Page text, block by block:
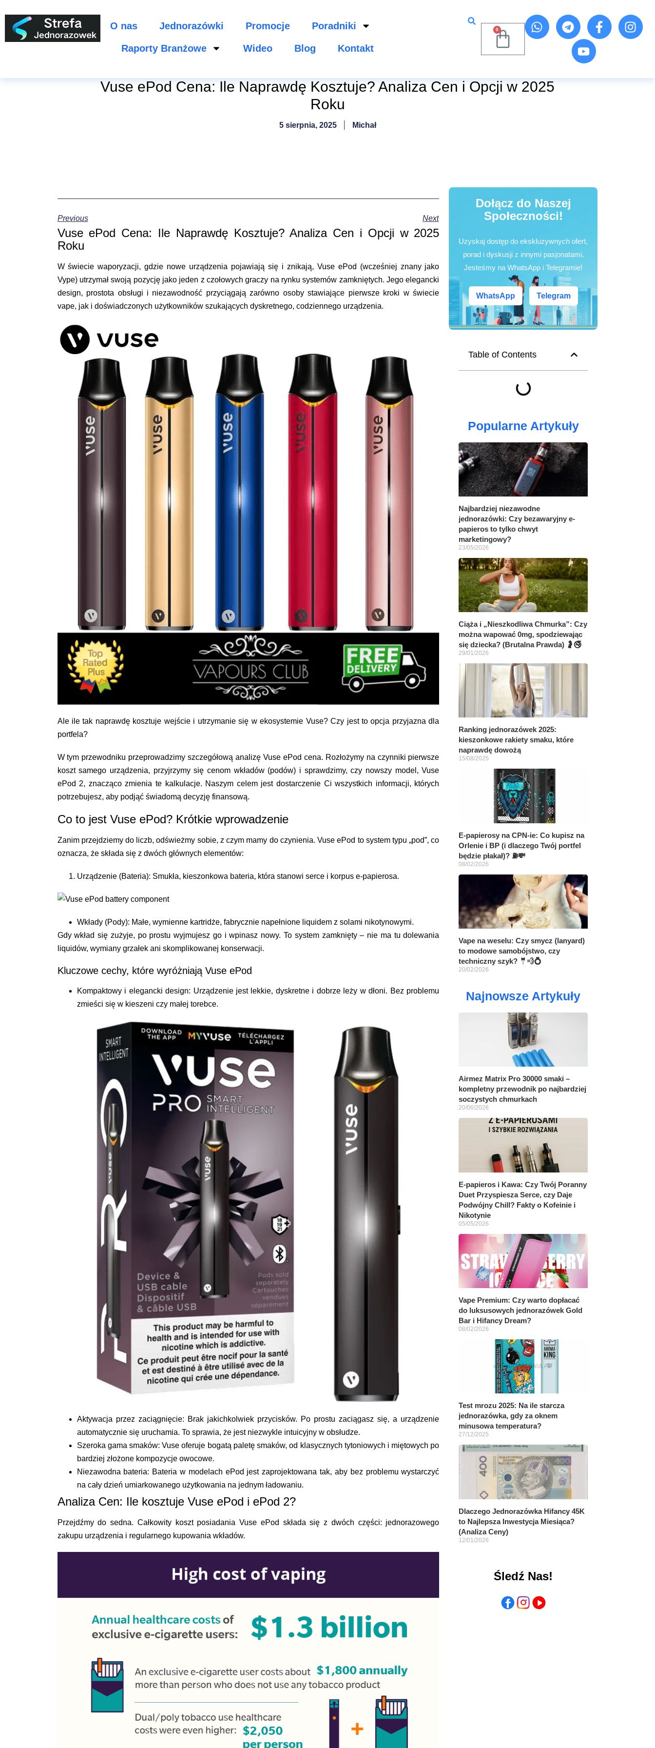
O nas Jednorazówki Promocje Poradniki
Raporty Branżowe Wideo Blog Kontakt
0
Vuse ePod Cena: Ile Naprawdę Kosztuje? Analiza Cen i Opcji w 2025
Roku
5 sierpnia, 2025 Michał
Dołącz do Naszej
Społeczności!
Uzyskaj dostęp do ekskluzywnych ofert,
porad i dyskusji z innymi pasjonatami.
Jesteśmy na WhatsApp i Telegramie!
WhatsApp Telegram
Table of Contents
Popularne Artykuły
Najbardziej niezawodne
jednorazówki: Czy bezawaryjny e-
papieros to tylko chwyt
marketingowy?
23/05/2026
Ciąża i „Nieszkodliwa Chmurka”: Czy
można wapować 0mg, spodziewając
się dziecka? (Brutalna Prawda) 🤰🚭
29/01/2026
Ranking jednorazówek 2025:
kieszonkowe rakiety smaku, które
naprawdę dowożą
15/08/2025
E-papierosy na CPN-ie: Co kupisz na
Orlenie i BP (i dlaczego Twój portfel
będzie płakał)? ⛽💸
08/02/2026
Vape na weselu: Czy smycz (lanyard)
to modowe samobójstwo, czy
techniczny szyk? 🤵💨💍
20/02/2026
Najnowsze Artykuły
Airmez Matrix Pro 30000 smaki –
kompletny przewodnik po najbardziej
soczystych chmurkach
20/06/2026
E-papieros i Kawa: Czy Twój Poranny
Duet Przyspiesza Serce, czy Daje
Podwójny Chill? Fakty o Kofeinie i
Nikotynie
05/05/2026
Vape Premium: Czy warto dopłacać
do luksusowych jednorazówek Gold
Bar i Hifancy Dream?
08/02/2026
Test mrozu 2025: Na ile starcza
jednorazówka, gdy za oknem
minusowa temperatura?
27/12/2025
Dlaczego Jednorazówka Hifancy 45K
to Najlepsza Inwestycja Miesiąca?
(Analiza Ceny)
12/01/2026
Śledź Nas!
Previous Next
Vuse ePod Cena: Ile Naprawdę Kosztuje? Analiza Cen i Opcji w 2025
Roku
W świecie waporyzacji, gdzie nowe urządzenia pojawiają się i znikają, Vuse ePod (wcześniej znany jako
Vype) utrzymał swoją pozycję jako jeden z czołowych graczy na rynku systemów zamkniętych. Jego elegancki
design, prostota obsługi i niezawodność przyciągają zarówno osoby stawiające pierwsze kroki w świecie
vape, jak i doświadczonych użytkowników szukających dyskretnego, codziennego urządzenia.
Ale ile tak naprawdę kosztuje wejście i utrzymanie się w ekosystemie Vuse? Czy jest to opcja przyjazna dla
portfela?
W tym przewodniku przeprowadzimy szczegółową analizę Vuse ePod cena. Rozłożymy na czynniki pierwsze
koszt samego urządzenia, przyjrzymy się cenom wkładów (podów) i sprawdzimy, czy nowszy model, Vuse
ePod 2, znacząco zmienia te kalkulacje. Naszym celem jest dostarczenie Ci wszystkich informacji, których
potrzebujesz, aby podjąć świadomą decyzję finansową.
Co to jest Vuse ePod? Krótkie wprowadzenie
Zanim przejdziemy do liczb, odświeżmy sobie, z czym mamy do czynienia. Vuse ePod to system typu „pod”, co
oznacza, że składa się z dwóch głównych elementów:
Urządzenie (Bateria): Smukła, kieszonkowa bateria, która stanowi serce i korpus e-papierosa.
Wkłady (Pody): Małe, wymienne kartridże, fabrycznie napełnione liquidem z solami nikotynowymi.
Gdy wkład się zużyje, po prostu wyjmujesz go i wpinasz nowy. To system zamknięty – nie ma tu dolewania
liquidów, wymiany grzałek ani skomplikowanej konserwacji.
Kluczowe cechy, które wyróżniają Vuse ePod
Kompaktowy i elegancki design: Urządzenie jest lekkie, dyskretne i dobrze leży w dłoni. Bez problemu
zmieści się w kieszeni czy małej torebce.
Aktywacja przez zaciągnięcie: Brak jakichkolwiek przycisków. Po prostu zaciągasz się, a urządzenie
automatycznie się uruchamia. To sprawia, że jest niezwykle intuicyjny w obsłudze.
Szeroka gama smaków: Vuse oferuje bogatą paletę smaków, od klasycznych tytoniowych i miętowych po
bardziej złożone kompozycje owocowe.
Niezawodna bateria: Bateria w modelach ePod jest zaprojektowana tak, aby bez problemu wystarczyć
na cały dzień umiarkowanego użytkowania na jednym ładowaniu.
Analiza Cen: Ile kosztuje Vuse ePod i ePod 2?
Przejdźmy do sedna. Całkowity koszt posiadania Vuse ePod składa się z dwóch części: jednorazowego
zakupu urządzenia i regularnego kupowania wkładów.